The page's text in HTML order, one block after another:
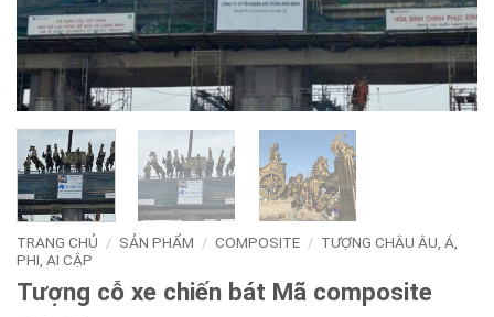
TRANG CHỦ / SẢN PHẨM / COMPOSITE / TƯỢNG CHÂU ÂU, Á,
PHI, AI CẬP
Tượng cỗ xe chiến bát Mã composite